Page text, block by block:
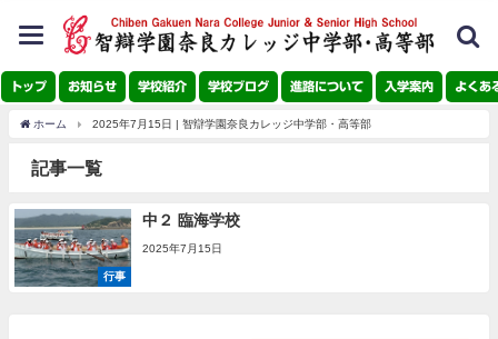
toggle
navigation
トップ お知らせ 学校紹介 学校ブログ 進路について 入学案内 よくあ
ホーム 2025年7月15日 | 智辯学園奈良カレッジ中学部・高等部
記事一覧
行事
中２ 臨海学校
2025年7月15日